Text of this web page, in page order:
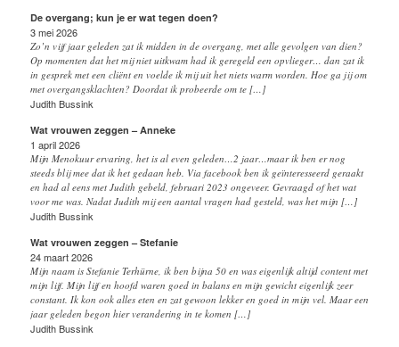
De overgang; kun je er wat tegen doen?
3 mei 2026
Zo’n vijf jaar geleden zat ik midden in de overgang, met alle gevolgen van dien?
Op momenten dat het mij niet uitkwam had ik geregeld een opvlieger… dan zat ik
in gesprek met een cliënt en voelde ik mij uit het niets warm worden. Hoe ga jij om
met overgangsklachten? Doordat ik probeerde om te […]
Judith Bussink
Wat vrouwen zeggen – Anneke
1 april 2026
Mijn Menokuur ervaring, het is al even geleden…2 jaar…maar ik ben er nog
steeds blij mee dat ik het gedaan heb. Via facebook ben ik geïnteresseerd geraakt
en had al eens met Judith gebeld, februari 2023 ongeveer. Gevraagd of het wat
voor me was. Nadat Judith mij een aantal vragen had gesteld, was het mijn […]
Judith Bussink
Wat vrouwen zeggen – Stefanie
24 maart 2026
Mijn naam is Stefanie Terhürne, ik ben bijna 50 en was eigenlijk altijd content met
mijn lijf. Mijn lijf en hoofd waren goed in balans en mijn gewicht eigenlijk zeer
constant. Ik kon ook alles eten en zat gewoon lekker en goed in mijn vel. Maar een
jaar geleden begon hier verandering in te komen […]
Judith Bussink